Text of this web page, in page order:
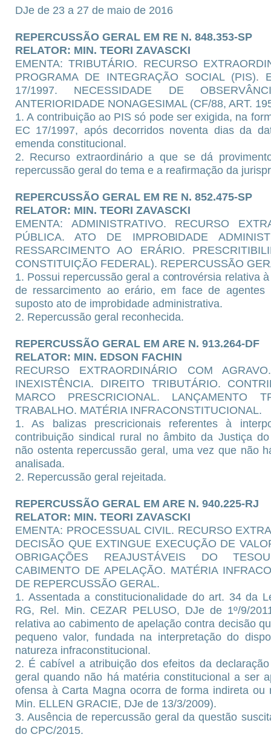
DJe de 23 a 27 de maio de 2016
REPERCUSSÃO GERAL EM RE N. 848.353-SP
RELATOR: MIN. TEORI ZAVASCKI
EMENTA: TRIBUTÁRIO. RECURSO
PROGRAMA DE INTEGRAÇÃO SOCIAL (PIS).
17/1997. NECESSIDADE DE
ANTERIORIDADE NONAGESIMAL (CF/88, ART.
1. A contribuição ao PIS só pode ser exigida, na
EC 17/1997, após decorridos noventa dias da
emenda constitucional.
2. Recurso extraordinário a que se dá
repercussão geral do tema e a reafirmação da
REPERCUSSÃO GERAL EM RE N. 852.475-SP
RELATOR: MIN. TEORI ZAVASCKI
EMENTA: ADMINISTRATIVO. RECURSO
PÚBLICA. ATO DE IMPROBIDADE
RESSARCIMENTO AO ERÁRIO.
CONSTITUIÇÃO FEDERAL). REPERCUSSÃO
1. Possui repercussão geral a controvérsia relativa
de ressarcimento ao erário, em face de agentes
suposto ato de improbidade administrativa.
2. Repercussão geral reconhecida.
REPERCUSSÃO GERAL EM ARE N. 913.264-DF
RELATOR: MIN. EDSON FACHIN
RECURSO EXTRAORDINÁRIO COM
INEXISTÊNCIA. DIREITO TRIBUTÁRIO.
MARCO PRESCRICIONAL. LANÇAMENTO
TRABALHO. MATÉRIA INFRACONSTITUCIONAL.
1. As balizas prescricionais referentes à
contribuição sindical rural no âmbito da Justiça
não ostenta repercussão geral, uma vez que não
analisada.
2. Repercussão geral rejeitada.
REPERCUSSÃO GERAL EM ARE N. 940.225-RJ
RELATOR: MIN. TEORI ZAVASCKI
EMENTA: PROCESSUAL CIVIL. RECURSO
DECISÃO QUE EXTINGUE EXECUÇÃO DE
OBRIGAÇÕES REAJUSTÁVEIS DO
CABIMENTO DE APELAÇÃO. MATÉRIA
DE REPERCUSSÃO GERAL.
1. Assentada a constitucionalidade do art. 34 da
RG, Rel. Min. CEZAR PELUSO, DJe de 1º/9/
relativa ao cabimento de apelação contra decisão
pequeno valor, fundada na interpretação do
natureza infraconstitucional.
2. É cabível a atribuição dos efeitos da
geral quando não há matéria constitucional a ser
ofensa à Carta Magna ocorra de forma indireta ou
Min. ELLEN GRACIE, DJe de 13/3/2009).
3. Ausência de repercussão geral da questão
do CPC/2015.